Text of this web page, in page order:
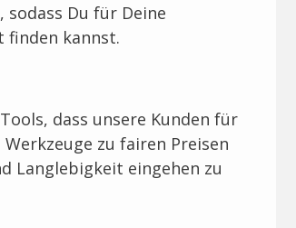
Du für Deine
finden kannst.
dass unsere Kunden für
zu fairen Preisen
Langlebigkeit eingehen zu